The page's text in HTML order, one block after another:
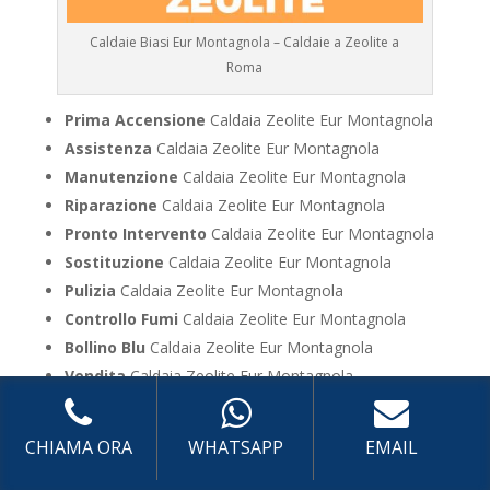
Caldaie Biasi Eur Montagnola – Caldaie a Zeolite a
Roma
Prima Accensione Caldaia Zeolite Eur Montagnola
Assistenza Caldaia Zeolite Eur Montagnola
Manutenzione Caldaia Zeolite Eur Montagnola
Riparazione Caldaia Zeolite Eur Montagnola
Pronto Intervento Caldaia Zeolite Eur Montagnola
Sostituzione Caldaia Zeolite Eur Montagnola
Pulizia Caldaia Zeolite Eur Montagnola
Controllo Fumi Caldaia Zeolite Eur Montagnola
Bollino Blu Caldaia Zeolite Eur Montagnola
VenditaCaldaia Zeolite Eur Montagnola
Offerte
Caldaia Zeolite Eur Montagnola
CHIAMA ORA WHATSAPP EMAIL